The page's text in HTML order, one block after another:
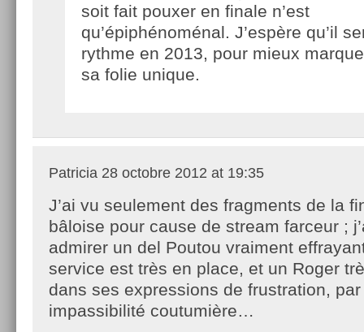
soit fait pouxer en finale n’est
qu’épiphénoménal. J’espère qu’il
rythme en 2013, pour mieux
sa folie unique.
Patricia 28 octobre 2012 at 19:35
J’ai vu seulement des fragments de la
bâloise pour cause de stream farceur ;
admirer un del Poutou vraiment
service est très en place, et un Roger
dans ses expressions de frustration,
impassibilité coutumière…